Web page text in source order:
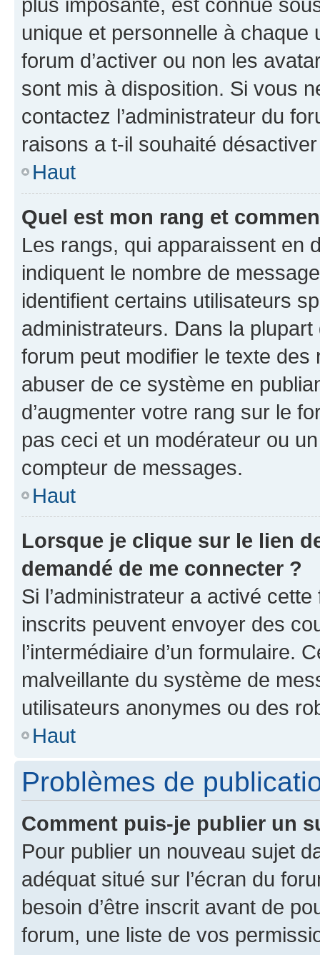
unique et personnelle à chaque
forum d’activer ou non les
sont mis à disposition. Si vous
contactez l’administrateur du
raisons a t-il souhaité
Haut
Quel est mon rang et
Les rangs, qui apparaissent en
indiquent le nombre de
identifient certains utilisateurs
administrateurs. Dans la
forum peut modifier le texte
abuser de ce système en
d’augmenter votre rang sur le
pas ceci et un modérateur ou
compteur de messages.
Haut
Lorsque je clique sur le lien
demandé de me connecter ?
Si l’administrateur a activé
inscrits peuvent envoyer des
l’intermédiaire d’un formulaire.
malveillante du système de
utilisateurs anonymes ou des
Haut
Problèmes de
Comment puis-je publier un
Pour publier un nouveau sujet
adéquat situé sur l’écran du
besoin d’être inscrit avant de
forum, une liste de vos